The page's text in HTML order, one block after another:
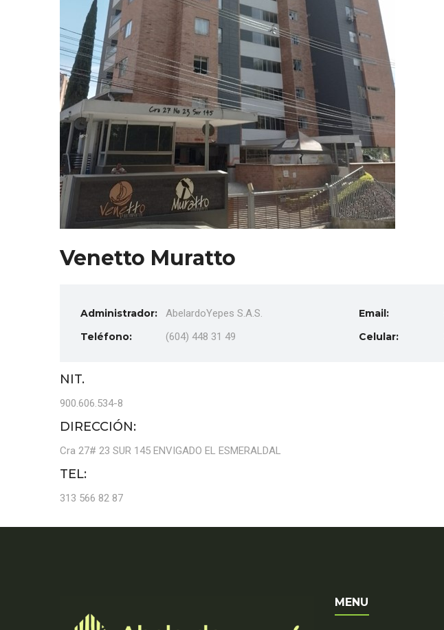
Venetto Muratto
Administrador: AbelardoYepes S.A.S. Email:
Teléfono:
(604) 448 31 49 Celular:
NIT.
900.606.534-8
DIRECCIÓN:
Cra 27# 23 SUR 145 ENVIGADO EL ESMERALDAL
TEL:
313 566 82 87
MENU